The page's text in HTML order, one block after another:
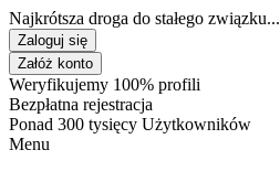
Najkrótsza droga do stałego związku...
Zaloguj się
Załóż konto
Weryfikujemy 100% profili
Bezpłatna rejestracja
Ponad 300 tysięcy Użytkowników
Menu